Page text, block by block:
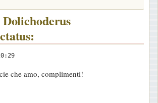
che amo, complimenti!